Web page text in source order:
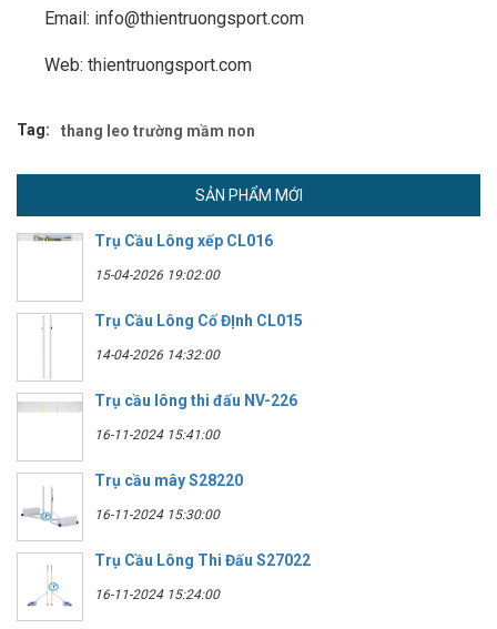
Email: info@thientruongsport.com
Web: thientruongsport.com
Tag: thang leo trường mầm non
SẢN PHẨM MỚI
Trụ Cầu Lông xếp CL016
15-04-2026 19:02:00
Trụ Cầu Lông Cố ĐỊnh CL015
14-04-2026 14:32:00
Trụ cầu lông thi đấu NV-226
16-11-2024 15:41:00
Trụ cầu mây S28220
16-11-2024 15:30:00
Trụ Cầu Lông Thi Đấu S27022
16-11-2024 15:24:00